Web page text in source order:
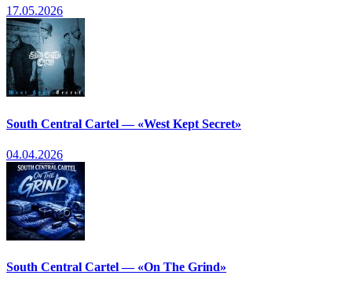
17.05.2026
South Central Cartel — «West Kept Secret»
04.04.2026
South Central Cartel — «On The Grind»